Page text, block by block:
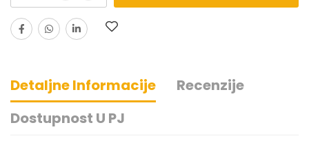
Detaljne Informacije
Recenzije
Dostupnost U PJ